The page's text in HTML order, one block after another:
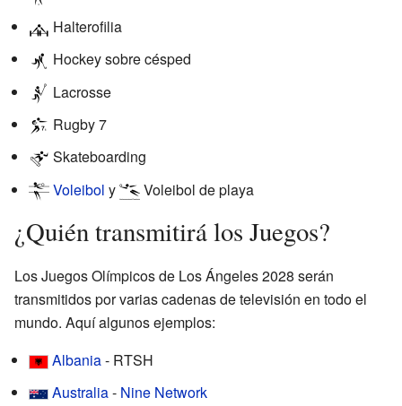
Halterofilia
Hockey sobre césped
Lacrosse
Rugby 7
Skateboarding
Voleibol y Voleibol de playa
¿Quién transmitirá los Juegos?
Los Juegos Olímpicos de Los Ángeles 2028 serán
transmitidos por varias cadenas de televisión en todo el
mundo. Aquí algunos ejemplos:
Albania- RTSH
Australia- Nine Network